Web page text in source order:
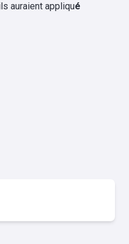
auraient appliqué